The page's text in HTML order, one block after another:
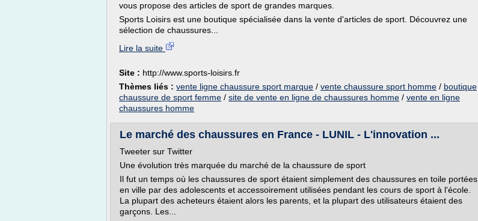
vous propose des articles de sport de grandes marques.
Sports Loisirs est une boutique spécialisée dans la vente d'articles de sport. Découvrez une
sélection de chaussures...
Lire la suite
Site : http://www.sports-loisirs.fr
Thèmes liés : vente ligne chaussure sport marque / vente chaussure sport homme / boutique
chaussure de sport femme / site de vente en ligne de chaussures homme / vente en ligne
chaussures homme
Le marché des chaussures en France - LUNIL - L'innovation ...
Tweeter sur Twitter
Une évolution très marquée du marché de la chaussure de sport
Il fut un temps où les chaussures de sport étaient simplement des chaussures en toile portées
en ville par des adolescents et accessoirement utilisées pendant les cours de sport à l'école.
La plupart des acheteurs étaient alors les parents, et la plupart des utilisateurs étaient des
garçons. Les...